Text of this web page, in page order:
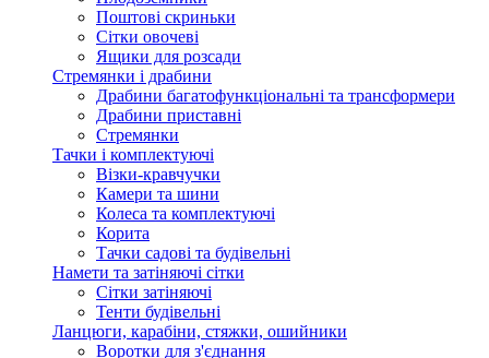
Поштові скриньки
Сітки овочеві
Ящики для розсади
Стремянки і драбини
Драбини багатофункціональні та трансформери
Драбини приставні
Стремянки
Тачки і комплектуючі
Візки-кравчучки
Камери та шини
Колеса та комплектуючі
Корита
Тачки садові та будівельні
Намети та затіняючі сітки
Сітки затіняючі
Тенти будівельні
Ланцюги, карабіни, стяжки, ошийники
Воротки для з'єднання